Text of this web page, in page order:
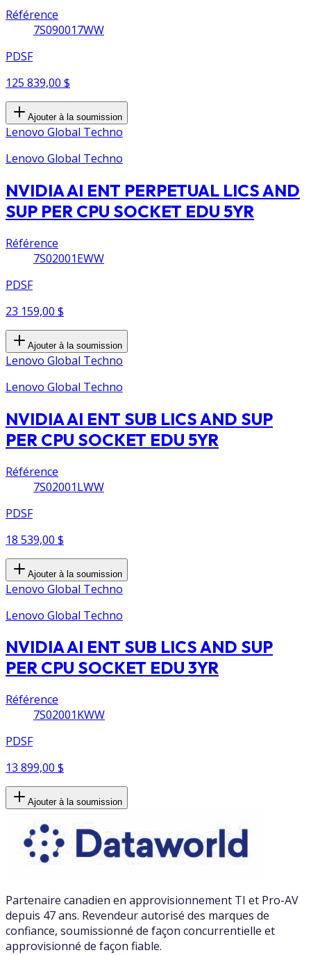
Référence
7S090017WW
PDSF
125 839,00 $
Ajouter à la soumission
Lenovo Global Techno
Lenovo Global Techno
NVIDIA AI ENT PERPETUAL LICS AND
SUP PER CPU SOCKET EDU 5YR
Référence
7S02001EWW
PDSF
23 159,00 $
Ajouter à la soumission
Lenovo Global Techno
Lenovo Global Techno
NVIDIA AI ENT SUB LICS AND SUP
PER CPU SOCKET EDU 5YR
Référence
7S02001LWW
PDSF
18 539,00 $
Ajouter à la soumission
Lenovo Global Techno
Lenovo Global Techno
NVIDIA AI ENT SUB LICS AND SUP
PER CPU SOCKET EDU 3YR
Référence
7S02001KWW
PDSF
13 899,00 $
Ajouter à la soumission
Partenaire canadien en approvisionnement TI et Pro-AV
depuis 47 ans. Revendeur autorisé des marques de
confiance, soumissionné de façon concurrentielle et
approvisionné de façon fiable.